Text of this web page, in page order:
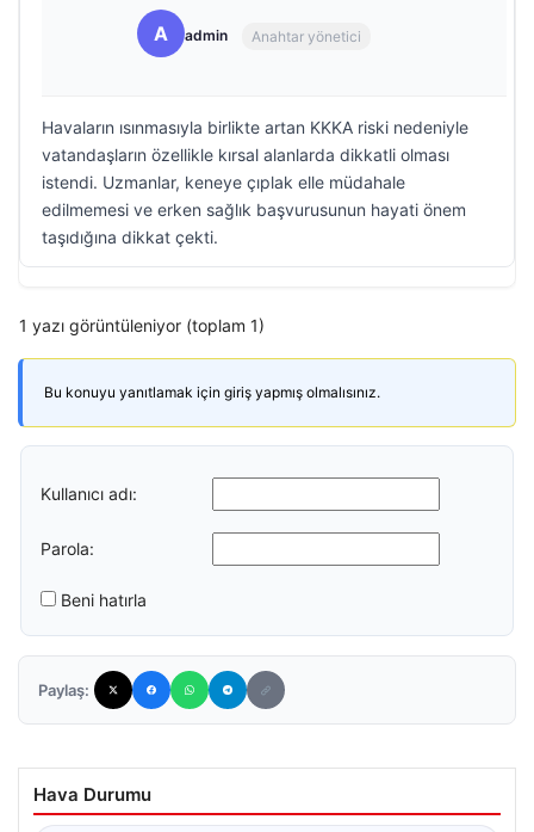
A admin Anahtar yönetici
Havaların ısınmasıyla birlikte artan KKKA riski nedeniyle
vatandaşların özellikle kırsal alanlarda dikkatli olması
istendi. Uzmanlar, keneye çıplak elle müdahale
edilmemesi ve erken sağlık başvurusunun hayati önem
taşıdığına dikkat çekti.
1 yazı görüntüleniyor (toplam 1)
Bu konuyu yanıtlamak için giriş yapmış olmalısınız.
Kullanıcı adı:
Parola:
Beni hatırla
Paylaş:
Hava Durumu